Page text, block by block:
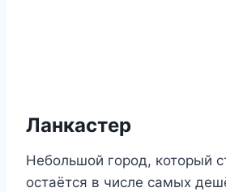
Ланкастер
Небольшой город, который
остаётся в числе самых